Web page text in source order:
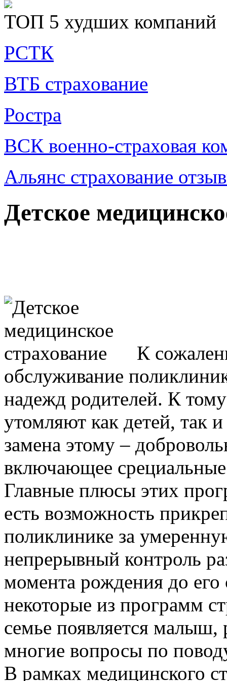
ТОП 5 худших компаний
РСТК
ВТБ страхование
Ростра
ВСК военно-страховая
Альянс страхование
Детское
К
обслуживание
надежд родителей. К
утомляют как детей, так
замена этому –
включающее
Главные плюсы этих
есть возможность
поликлинике за
непрерывный контроль
момента рождения до
некоторые из программ
семье появляется малыш,
многие вопросы по
В рамках медицинского